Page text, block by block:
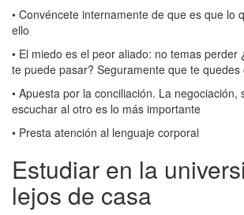
• Convéncete internamente de que es que lo
ello
• El miedo es el peor aliado: no temas perder
te puede pasar? Seguramente que te quedes
• Apuesta por la conciliación. La negociación,
escuchar al otro es lo más importante
• Presta atención al lenguaje corporal
Estudiar en la
lejos de casa